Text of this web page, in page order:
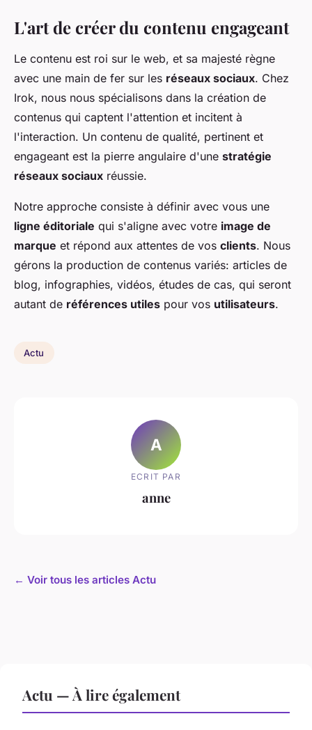
L'art de créer du contenu engageant
Le contenu est roi sur le web, et sa majesté règne
avec une main de fer sur les réseaux sociaux. Chez
Irok, nous nous spécialisons dans la création de
contenus qui captent l'attention et incitent à
l'interaction. Un contenu de qualité, pertinent et
engageant est la pierre angulaire d'une stratégie
réseaux sociaux réussie.
Notre approche consiste à définir avec vous une
ligne éditoriale qui s'aligne avec votre image de
marque et répond aux attentes de vos clients. Nous
gérons la production de contenus variés: articles de
blog, infographies, vidéos, études de cas, qui seront
autant de références utiles pour vos utilisateurs.
Actu
A
ECRIT PAR
anne
← Voir tous les articles Actu
Actu — À lire également